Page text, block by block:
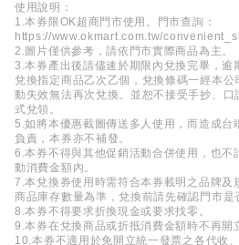
使用說明：
1.本券限OK超商門市使用。門市查詢：
https://www.okmart.com.tw/
2.圖片僅供參考，請依門市實際商品為主。
3.本券產出後請儘速於期限內兌換完畢，逾
兌換指定商品乙次乙個，兌換條碼一經本公
動失效無法再次兌換。並恕不接受手抄、
式兌領。
5.如將本優惠截圖傳送多人使用，而造成台
負責，本券亦不補發。
6.本券不得與其他促銷活動合併使用，也不
動消費金額內。
7.本兌換券使用時需符合本券載明之品牌及
商品庫存數量為準，兌換前請先確認門市是
8.本券不得要求折換現金或要求找零。
9.本券在兌換商品或折抵消費金額時不再開
10.本券不適用於免開立統一發票之各代收